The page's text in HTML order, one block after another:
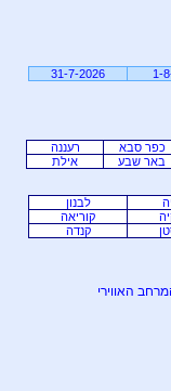
1-
31-7-2026
כפר סבא
רעננה
באר שבע אילת
לבנון
קוריאה
קנדה
האווירי